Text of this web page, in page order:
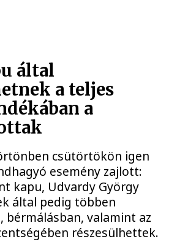
által
a teljes
a
csütörtökön igen
esemény zajlott:
kapu, Udvardy György
által pedig többen
bérmálásban, valamint az
részesülhettek.